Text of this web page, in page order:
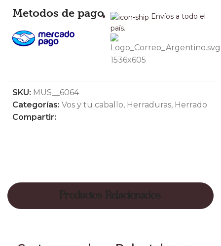
Metodos de pago
Envíos a todo el
país.
SKU: MUS__6064
Categorías: Vos y tu caballo, Herraduras, Herrado
Compartir:
Productos Relacionados